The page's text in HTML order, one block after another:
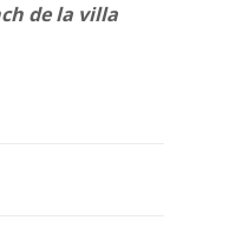
de la villa